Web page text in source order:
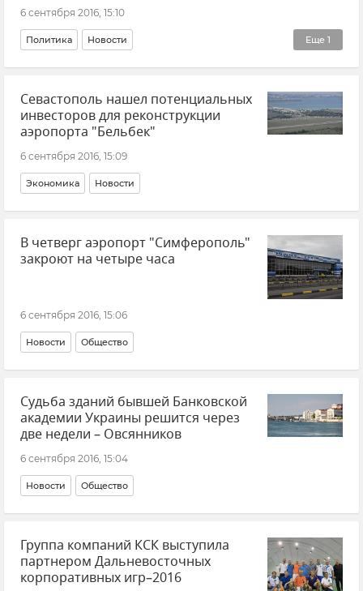
6 сентября 2016, 15:10
Еще 1
Политика Новости
Кадровые перестановки во властных структурах Крыма и Севастополя
Севастополь нашел потенциальных
инвесторов для реконструкции
аэропорта "Бельбек"
6 сентября 2016, 15:09
Экономика Новости
В четверг аэропорт "Симферополь"
закроют на четыре часа
6 сентября 2016, 15:06
Новости Общество
Судьба зданий бывшей Банковской
академии Украины решится через
две недели – Овсянников
6 сентября 2016, 15:04
Новости Общество
Группа компаний КСК выступила
партнером Дальневосточных
корпоративных игр–2016